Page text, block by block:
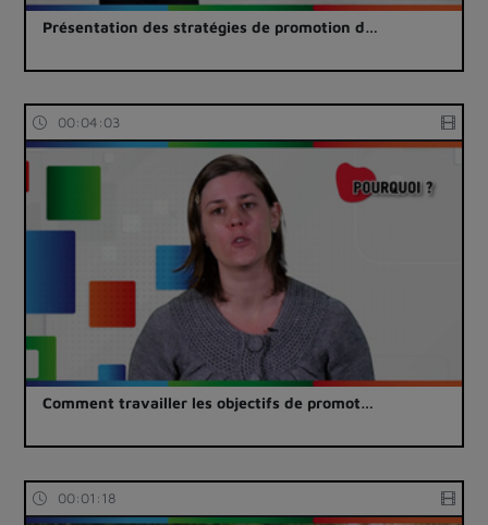
Présentation des stratégies de promotion d…
00:04:03
Comment travailler les objectifs de promot…
00:01:18